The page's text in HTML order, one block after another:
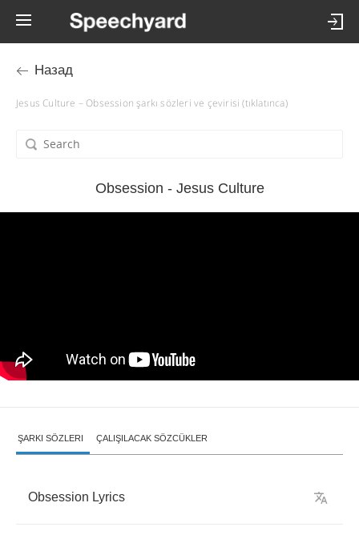
Назад
Jesus Culture – Obsession şarkı sözleri ve çevirisi (tıklatınca)
Obsession - Jesus Culture
ŞARKI SÖZLERI ÇALIŞILACAK SÖZCÜKLER
Obsession Lyrics